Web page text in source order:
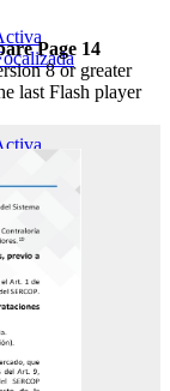
Page 14
8 or greater
last Flash player